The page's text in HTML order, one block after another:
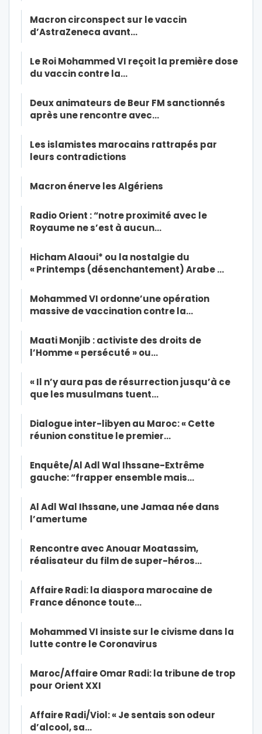
Macron circonspect sur le vaccin
d’AstraZeneca avant…
Le Roi Mohammed VI reçoit la première dose
du vaccin contre la…
Deux animateurs de Beur FM sanctionnés
après une rencontre avec…
Les islamistes marocains rattrapés par
leurs contradictions
Macron énerve les Algériens
Radio Orient : “notre proximité avec le
Royaume ne s’est à aucun…
Hicham Alaoui* ou la nostalgie du
« Printemps (désenchantement) Arabe …
Mohammed VI ordonne’une opération
massive de vaccination contre la…
Maati Monjib : activiste des droits de
l’Homme « persécuté » ou…
« Il n’y aura pas de résurrection jusqu’à ce
que les musulmans tuent…
Dialogue inter-libyen au Maroc: « Cette
réunion constitue le premier…
Enquête/Al Adl Wal Ihssane-Extrême
gauche: “frapper ensemble mais…
Al Adl Wal Ihssane, une Jamaa née dans
l’amertume
Rencontre avec Anouar Moatassim,
réalisateur du film de super-héros…
Affaire Radi: la diaspora marocaine de
France dénonce toute…
Mohammed VI insiste sur le civisme dans la
lutte contre le Coronavirus
Maroc/Affaire Omar Radi: la tribune de trop
pour Orient XXI
Affaire Radi/Viol: « Je sentais son odeur
d’alcool, sa…